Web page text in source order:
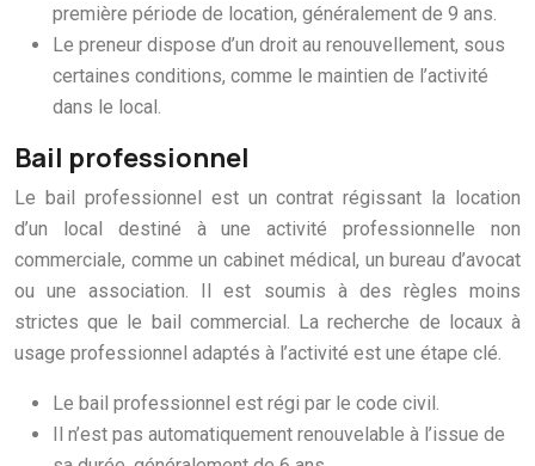
première période de location, généralement de 9 ans.
Le preneur dispose d’un droit au renouvellement, sous
certaines conditions, comme le maintien de l’activité
dans le local.
Bail professionnel
Le bail professionnel est un contrat régissant la location
d’un local destiné à une activité professionnelle non
commerciale, comme un cabinet médical, un bureau d’avocat
ou une association. Il est soumis à des règles moins
strictes que le bail commercial. La recherche de locaux à
usage professionnel adaptés à l’activité est une étape clé.
Le bail professionnel est régi par le code civil.
Il n’est pas automatiquement renouvelable à l’issue de